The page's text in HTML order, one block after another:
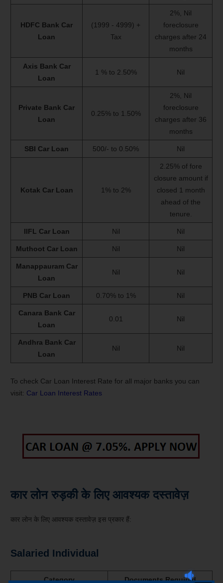
HDFC Bank Car
Loan
(1999 - 4999) +
Tax
2%, Nil
foreclosure
charges after 24
months
Axis Bank Car
Loan
1 % to 2.50% Nil
Private Bank Car
Loan
0.25% to 1.50%
2%, Nil
foreclosure
charges after 36
months
SBI Car Loan 500/- to 0.50% Nil
Kotak Car Loan 1% to 2%
2.25% of fore
closure amount if
closed 1 month
ahead of the
tenure.
IIFL Car Loan Nil Nil
Muthoot Car Loan Nil Nil
Manappauram Car
Loan
Nil Nil
PNB Car Loan 0.70% to 1% Nil
Canara Bank Car
Loan
0.01 Nil
Andhra Bank Car
Loan
Nil Nil
To check Car Loan Interest Rate for all major banks you can
visit: Car Loan Interest Rates
कार लोन रुड़की के लिए आवश्यक दस्तावेज़
कार लोन के लिए आवश्यक दस्तावेज़ इस प्रकार हैं:
Salaried Individual
Category Documents Required